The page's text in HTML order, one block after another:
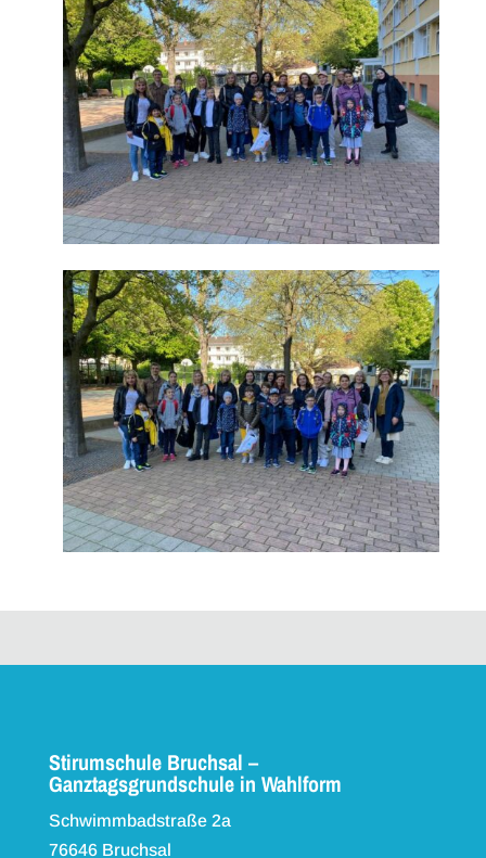
Stirumschule Bruchsal –
Ganztagsgrundschule in Wahlform
Schwimmbadstraße 2a
76646 Bruchsal